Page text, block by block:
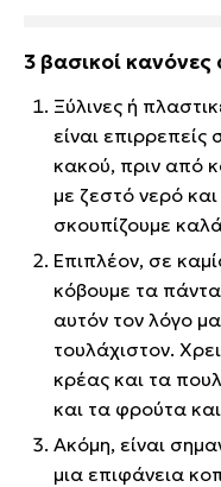
3 βασικοί
Ξύλινες ή
είναι
κακού, πριν από
με ζεστό νερό και
σκουπίζουμε
Επιπλέον, σε
κόβουμε τα πάντα
αυτόν τον λόγο
τουλάχιστον.
κρέας και τα
και τα φρούτα
Ακόμη, είναι
μια επιφάνεια